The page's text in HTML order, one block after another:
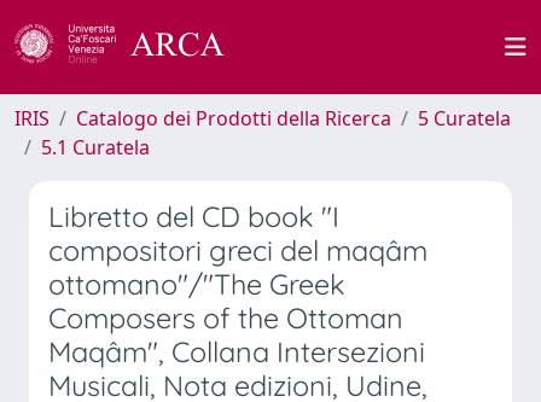
IRIS Catalogo dei Prodotti della Ricerca
5 Curatela
5.1 Curatela
Libretto del CD book "I
compositori greci del maqâm
ottomano"/"The Greek
Composers of the Ottoman
Maqâm", Collana Intersezioni
Musicali, Nota edizioni, Udine,